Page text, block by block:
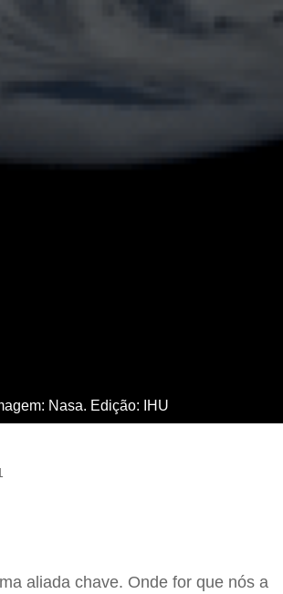
Nasa. Edição: IHU
aliada chave. Onde for que nós a